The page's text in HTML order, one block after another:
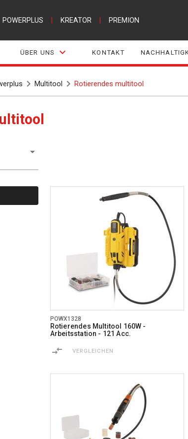
POWERPLUS KREATOR PREMION
ÜBER UNS KONTAKT
Multitool Rotierendes multitool
POWX1328
Rotierendes Multitool 160W -
Arbeitsstation - 121 Acc.
VERGLEICHEN